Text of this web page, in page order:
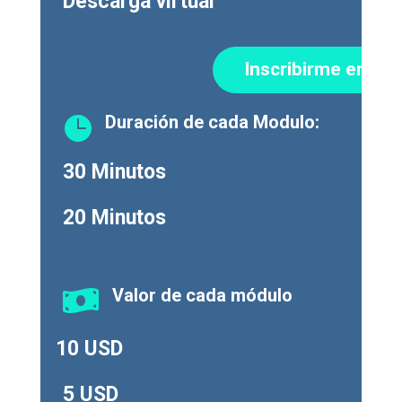
Inscribirme en el
 Duración de cada Modulo:
30 Minutos
20 Minutos
 Valor de cada módulo
10 USD
5 USD